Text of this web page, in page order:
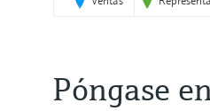
Póngase